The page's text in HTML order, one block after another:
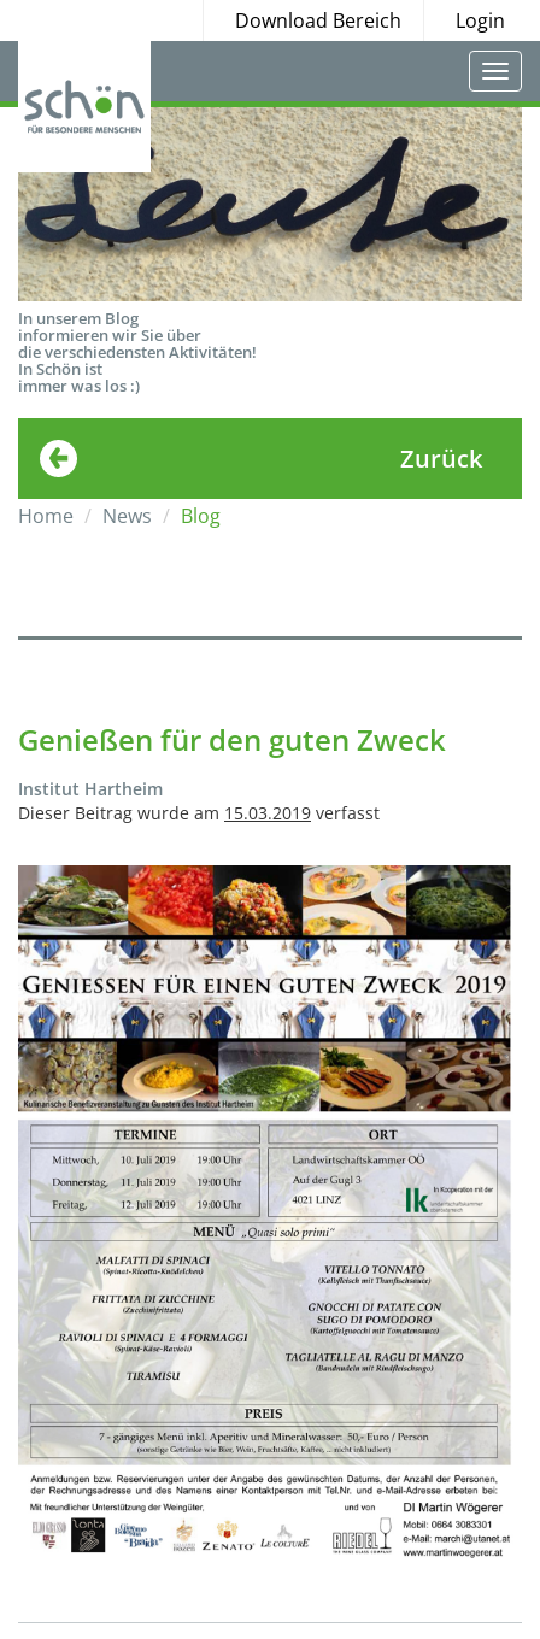
Download Bereich Login
In unserem Blog
informieren wir Sie über
die verschiedensten Aktivitäten!
In Schön ist
immer was los :)
Zurück
Home News Blog
Genießen für den guten Zweck
Institut Hartheim
Dieser Beitrag wurde am 15.03.2019 verfasst